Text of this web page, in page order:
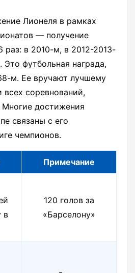
Лионеля в рамках
— получение
раз: в 2010-м, в 2012-2013-
Это футбольная награда,
м. Ее вручают лучшему
соревнований,
достижения
связаны с его
чемпионов.
Примечание
в
120 голов за
«Барселону»